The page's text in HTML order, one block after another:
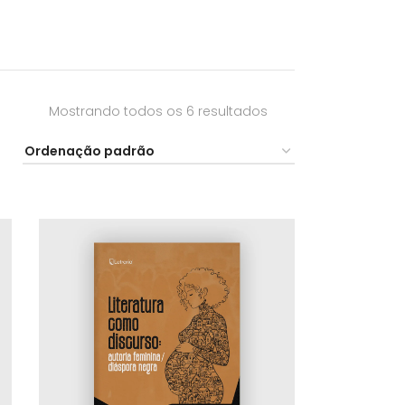
Mostrando todos os 6 resultados